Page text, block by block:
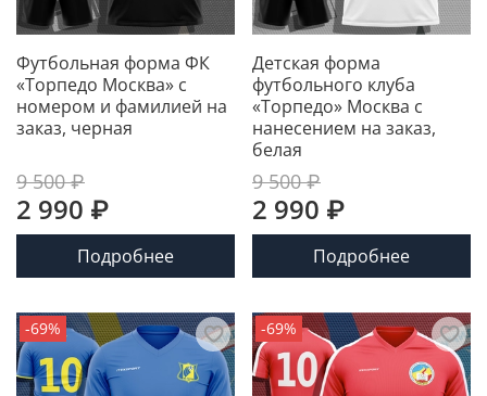
Футбольная форма ФК
«Торпедо Москва» с
номером и фамилией на
заказ, черная
9 500 ₽
2 990 ₽
Подробнее
Детская форма
футбольного клуба
«Торпедо» Москва с
нанесением на заказ,
белая
9 500 ₽
2 990 ₽
Подробнее
-69% -69%